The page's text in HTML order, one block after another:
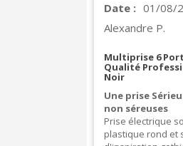
Date : 01/08/
Alexandre P.
Multiprise 6
Qualité
Noir
Une prise
non séreuses
Prise électrique
plastique rond et